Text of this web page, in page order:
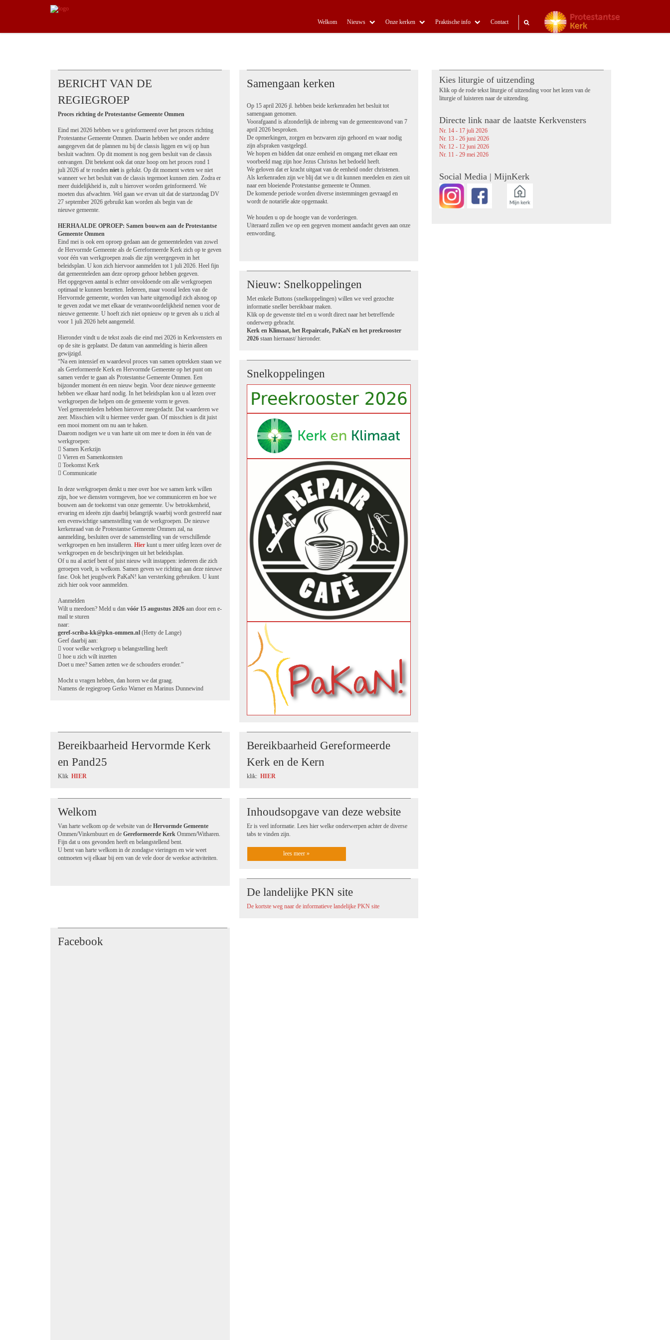
Welkom Nieuws Onze kerken Praktische info Contact
BERICHT VAN DE
REGIEGROEP
Proces richting de Protestantse Gemeente Ommen
Eind mei 2026 hebben we u geïnformeerd over het proces richting
Protestantse Gemeente Ommen. Daarin hebben we onder andere
aangegeven dat de plannen nu bij de classis liggen en wij op hun
besluit wachten. Op dit moment is nog geen besluit van de classis
ontvangen. Dit betekent ook dat onze hoop om het proces rond 1
juli 2026 af te ronden niet is gelukt. Op dit moment weten we niet
wanneer we het besluit van de classis tegemoet kunnen zien. Zodra er
meer duidelijkheid is, zult u hierover worden geïnformeerd. We
moeten dus afwachten. Wel gaan we ervan uit dat de startzondag DV
27 september 2026 gebruikt kan worden als begin van de
nieuwe gemeente.
HERHAALDE OPROEP: Samen bouwen aan de Protestantse
Gemeente Ommen
Eind mei is ook een oproep gedaan aan de gemeenteleden van zowel
de Hervormde Gemeente als de Gereformeerde Kerk zich op te geven
voor één van werkgroepen zoals die zijn weergegeven in het
beleidsplan. U kon zich hiervoor aanmelden tot 1 juli 2026. Heel fijn
dat gemeenteleden aan deze oproep gehoor hebben gegeven.
Het opgegeven aantal is echter onvoldoende om alle werkgroepen
optimaal te kunnen bezetten. Iedereen, maar vooral leden van de
Hervormde gemeente, worden van harte uitgenodigd zich alsnog op
te geven zodat we met elkaar de verantwoordelijkheid nemen voor de
nieuwe gemeente. U hoeft zich niet opnieuw op te geven als u zich al
voor 1 juli 2026 hebt aangemeld.
Hieronder vindt u de tekst zoals die eind mei 2026 in Kerkvensters en
op de site is geplaatst. De datum van aanmelding is hierin alleen
gewijzigd.
“Na een intensief en waardevol proces van samen optrekken staan we
als Gereformeerde Kerk en Hervormde Gemeente op het punt om
samen verder te gaan als Protestantse Gemeente Ommen. Een
bijzonder moment én een nieuw begin. Voor deze nieuwe gemeente
hebben we elkaar hard nodig. In het beleidsplan kon u al lezen over
werkgroepen die helpen om de gemeente vorm te geven.
Veel gemeenteleden hebben hierover meegedacht. Dat waarderen we
zeer. Misschien wilt u hiermee verder gaan. Of misschien is dit juist
een mooi moment om nu aan te haken.
Daarom nodigen we u van harte uit om mee te doen in één van de
werkgroepen:
 Samen Kerkzijn
 Vieren en Samenkomsten
 Toekomst Kerk
 Communicatie
In deze werkgroepen denkt u mee over hoe we samen kerk willen
zijn, hoe we diensten vormgeven, hoe we communiceren en hoe we
bouwen aan de toekomst van onze gemeente. Uw betrokkenheid,
ervaring en ideeën zijn daarbij belangrijk waarbij wordt gestreefd naar
een evenwichtige samenstelling van de werkgroepen. De nieuwe
kerkenraad van de Protestantse Gemeente Ommen zal, na
aanmelding, besluiten over de samenstelling van de verschillende
werkgroepen en hen installeren. Hier kunt u meer uitleg lezen over de
werkgroepen en de beschrijvingen uit het beleidsplan.
Of u nu al actief bent of juist nieuw wilt instappen: iedereen die zich
geroepen voelt, is welkom. Samen geven we richting aan deze nieuwe
fase. Ook het jeugdwerk PaKaN! kan versterking gebruiken. U kunt
zich hier ook voor aanmelden.
Aanmelden
Wilt u meedoen? Meld u dan vóór 15 augustus 2026 aan door een e-
mail te sturen
naar:
geref-scriba-kk@pkn-ommen.nl (Hetty de Lange)
Geef daarbij aan:
 voor welke werkgroep u belangstelling heeft
 hoe u zich wilt inzetten
Doet u mee? Samen zetten we de schouders eronder.”
Mocht u vragen hebben, dan horen we dat graag.
Namens de regiegroep Gerko Warner en Marinus Dunnewind
Samengaan kerken
Op 15 april 2026 jl. hebben beide kerkenraden het besluit tot
samengaan genomen.
Voorafgaand is afzonderlijk de inbreng van de gemeenteavond van 7
april 2026 besproken.
De opmerkingen, zorgen en bezwaren zijn gehoord en waar nodig
zijn afspraken vastgelegd.
We hopen en bidden dat onze eenheid en omgang met elkaar een
voorbeeld mag zijn hoe Jezus Christus het bedoeld heeft.
We geloven dat er kracht uitgaat van de eenheid onder christenen.
Als kerkenraden zijn we blij dat we u dit kunnen meedelen en zien uit
naar een bloeiende Protestantse gemeente te Ommen.
De komende periode worden diverse instemmingen gevraagd en
wordt de notariële akte opgemaakt.
We houden u op de hoogte van de vorderingen.
Uiteraard zullen we op een gegeven moment aandacht geven aan onze
eenwording.
Nieuw: Snelkoppelingen
Met enkele Buttons (snelkoppelingen) willen we veel gezochte
informatie sneller bereikbaar maken.
Klik op de gewenste titel en u wordt direct naar het betreffende
onderwerp gebracht.
Kerk en Klimaat, het Repaircafe, PaKaN en het preekrooster
2026 staan hiernaast/ hieronder.
Snelkoppelingen
Bereikbaarheid Hervormde Kerk
en Pand25
Klik HIER
Bereikbaarheid Gereformeerde
Kerk en de Kern
klik: HIER
Welkom
Van harte welkom op de website van de Hervormde Gemeente
Ommen/Vinkenbuurt en de Gereformeerde Kerk Ommen/Witharen.
Fijn dat u ons gevonden heeft en belangstellend bent.
U bent van harte welkom in de zondagse vieringen en wie weet
ontmoeten wij elkaar bij een van de vele door de weekse activiteiten.
Inhoudsopgave van deze website
Er is veel informatie. Lees hier welke onderwerpen achter de diverse
tabs te vinden zijn.
lees meer »
De landelijke PKN site
De kortste weg naar de informatieve landelijke PKN site
Facebook
Kies liturgie of uitzending
Klik op de rode tekst liturgie of uitzending voor het lezen van de
liturgie of luisteren naar de uitzending.
Directe link naar de laatste Kerkvensters
Nr. 14 - 17 juli 2026
Nr. 13 - 26 juni 2026
Nr. 12 - 12 juni 2026
Nr. 11 - 29 mei 2026
Social Media | MijnKerk